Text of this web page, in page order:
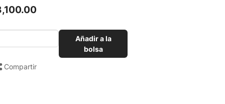
Añadir a la
bolsa
Compartir